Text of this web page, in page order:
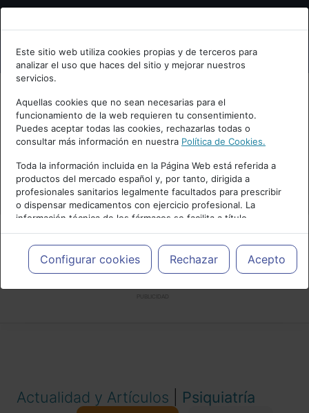
Bienvenid@ a psiquiatria.com
Escribe tu Email
Accede o regístrate con tu email.
Cancelar
Este sitio web utiliza cookies propias y de terceros para
analizar el uso que haces del sitio y mejorar nuestros
servicios.
Aquellas cookies que no sean necesarias para el
funcionamiento de la web requieren tu consentimiento.
Puedes aceptar todas las cookies, rechazarlas todas o
consultar más información en nuestra Política de Cookies.
Toda la información incluida en la Página Web está referida a
productos del mercado español y, por tanto, dirigida a
profesionales sanitarios legalmente facultados para prescribir
o dispensar medicamentos con ejercicio profesional. La
información técnica de los fármacos se facilita a título
meramente informativo, siendo responsabilidad de los
profesionales facultados prescribir medicamentos y decidir, en
cada caso concreto, el tratamiento más adecuado a las
necesidades del paciente.
Configurar cookies Rechazar Acepto
Actualidad y Artículos
Psiquiatría